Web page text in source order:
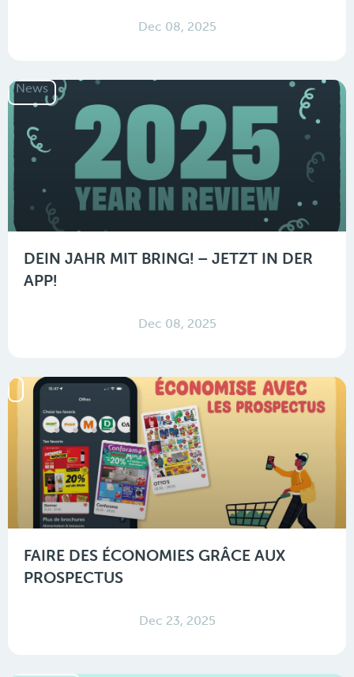
Dec 08, 2025
News
DEIN JAHR MIT BRING! – JETZT IN DER
APP!
Dec 08, 2025
FAIRE DES ÉCONOMIES GRÂCE AUX
PROSPECTUS
Dec 23, 2025